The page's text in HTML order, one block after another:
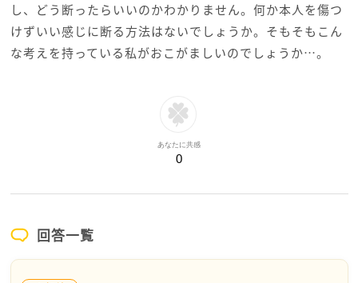
し、どう断ったらいいのかわかりません。何か本人を傷つ
けずいい感じに断る方法はないでしょうか。そもそもこん
な考えを持っている私がおこがましいのでしょうか…。
あなたに共感
0
回答一覧